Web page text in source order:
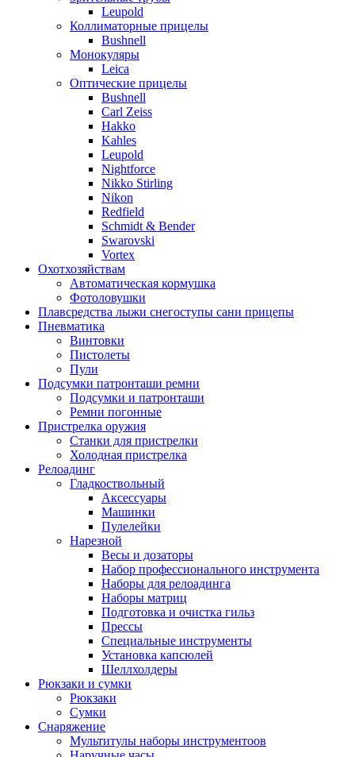
Leupold
Коллиматорные прицелы
Bushnell
Монокуляры
Leica
Оптические прицелы
Bushnell
Carl Zeiss
Hakko
Kahles
Leupold
Nightforce
Nikko Stirling
Nikon
Redfield
Schmidt & Bender
Swarovski
Vortex
Охотхозяйствам
Автоматическая кормушка
Фотоловушки
Плавсредства лыжи снегоступы сани прицепы
Пневматика
Винтовки
Пистолеты
Пули
Подсумки патронташи ремни
Подсумки и патронташи
Ремни погонные
Пристрелка оружия
Станки для пристрелки
Холодная пристрелка
Релоадинг
Гладкоствольный
Аксессуары
Машинки
Пулелейки
Нарезной
Весы и дозаторы
Набор профессионального инструмента
Наборы для релоадинга
Наборы матриц
Подготовка и очистка гильз
Прессы
Специальные инструменты
Установка капсюлей
Шеллхолдеры
Рюкзаки и сумки
Рюкзаки
Сумки
Снаряжение
Мультитулы наборы инструментоов